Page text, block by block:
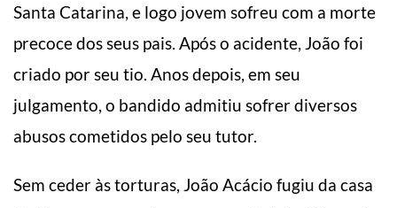
Santa Catarina, e logo jovem sofreu com a morte
precoce dos seus pais. Após o acidente, João foi
criado por seu tio. Anos depois, em seu
julgamento, o bandido admitiu sofrer diversos
abusos cometidos pelo seu tutor.
Sem ceder às torturas, João Acácio fugiu da casa